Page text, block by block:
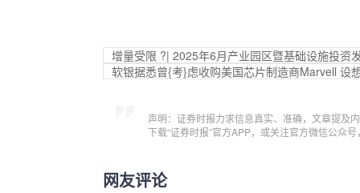
增量受限 ?| 2025年6月产业园区暨基础设施投资
软银据悉曾{考}虑收购美国芯片制造商Marvell 设
声明：证券时报力求信息真实、准确，文章提及
下载“证券时报”官方APP，或关注官方微信公众
网友评论